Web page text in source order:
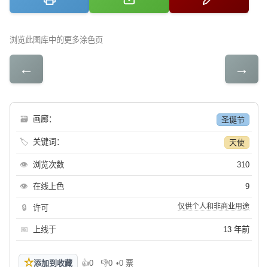
浏览此图库中的更多涂色页
← →
🗃 画廊： 圣诞节
🏷 关键词： 天使
👁 浏览次数 310
👁 在线上色 9
🔒 许可 仅供个人和非商业用途
📅 上线于 13 年前
☆添加到收藏 👍0 👎0 •0 票